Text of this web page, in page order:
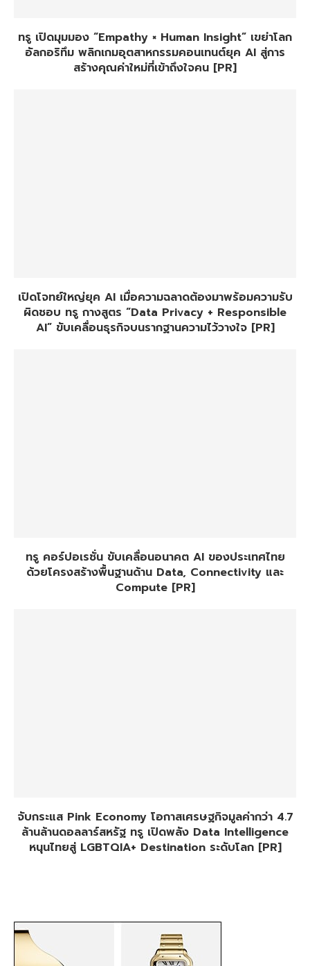
ทรู เปิดมุมมอง “Empathy × Human Insight” เขย่าโลก
อัลกอริทึม พลิกเกมอุตสาหกรรมคอนเทนต์ยุค AI สู่การ
สร้างคุณค่าใหม่ที่เข้าถึงใจคน [PR]
เปิดโจทย์ใหญ่ยุค AI เมื่อความฉลาดต้องมาพร้อมความรับ
ผิดชอบ ทรู กางสูตร “Data Privacy + Responsible
AI” ขับเคลื่อนธุรกิจบนรากฐานความไว้วางใจ [PR]
ทรู คอร์ปอเรชั่น ขับเคลื่อนอนาคต AI ของประเทศไทย
ด้วยโครงสร้างพื้นฐานด้าน Data, Connectivity และ
Compute [PR]
จับกระแส Pink Economy โอกาสเศรษฐกิจมูลค่ากว่า 4.7
ล้านล้านดอลลาร์สหรัฐ ทรู เปิดพลัง Data Intelligence
หนุนไทยสู่ LGBTQIA+ Destination ระดับโลก [PR]